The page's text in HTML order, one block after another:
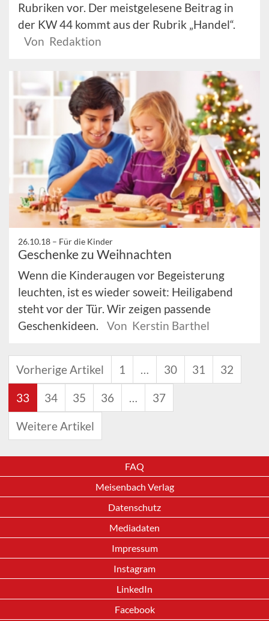
Rubriken vor. Der meistgelesene Beitrag in
der KW 44 kommt aus der Rubrik „Handel“.
Von Redaktion
26.10.18 – Für die Kinder
Geschenke zu Weihnachten
Wenn die Kinderaugen vor Begeisterung
leuchten, ist es wieder soweit: Heiligabend
steht vor der Tür. Wir zeigen passende
Geschenkideen.
Von Kerstin Barthel
Vorherige Artikel 1 … 30 31 32
33 34 35 36 … 37
Weitere Artikel
FAQ
Meisenbach Verlag
Datenschutz
Mediadaten
Impressum
Instagram
LinkedIn
Facebook